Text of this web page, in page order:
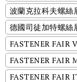
波蘭克拉科夫螺絲
德國司徒加特螺絲
FASTENER FAIR
FASTENER FAIR
FASTENER FAIR